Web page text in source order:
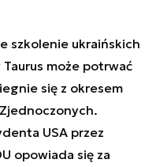
szkolenie ukraińskich
może potrwać
się z okresem
USA przez
opowiada się za